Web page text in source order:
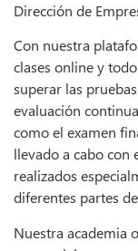
Dirección de
Con nuestra
clases online y
superar las
evaluación
como el examen
llevado a cabo con
realizados
diferentes partes
Nuestra academia